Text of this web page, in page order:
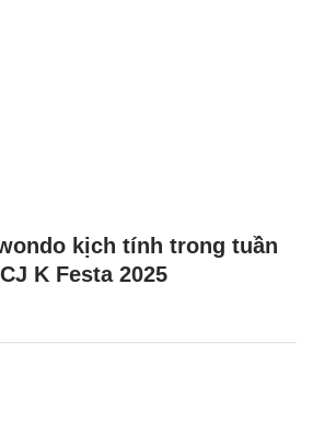
kịch tính trong tuần
K Festa 2025